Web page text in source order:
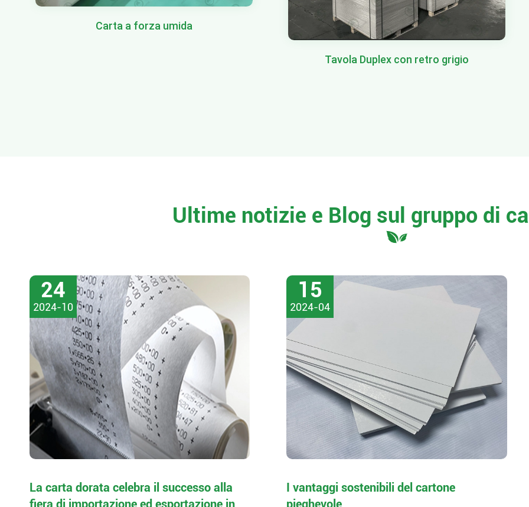
Carta a forza umida
Tavola Duplex con retro grigio
Ultime notizie e Blog sul gruppo di
24
2024-10
La carta dorata celebra il successo alla
fiera di importazione ed esportazione in
15
2024-04
I vantaggi sostenibili del cartone
pieghevole